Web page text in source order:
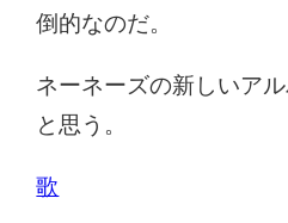
倒的なのだ。
ネーネーズの新しいア
と思う。
歌